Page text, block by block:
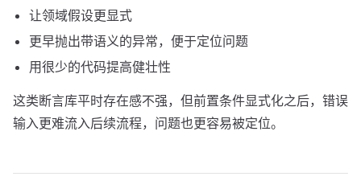
让领域假设更显式
更早抛出带语义的异常，便于定位问题
用很少的代码提高健壮性
这类断言库平时存在感不强，但前置条件显式化之后，错误
输入更难流入后续流程，问题也更容易被定位。